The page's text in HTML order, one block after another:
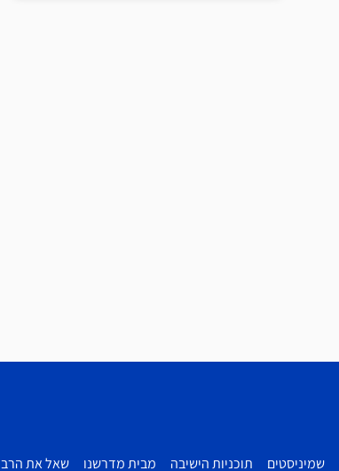
שמיניסטים תוכניות הישיבה מבית מדרשנו שאל את הרב